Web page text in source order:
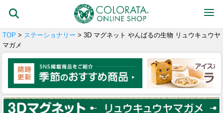
TOP > ステーショナリー > 3D マグネット やんばるの生物 リュウキュウヤ
マガメ